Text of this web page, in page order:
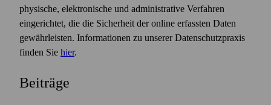
physische, elektronische und administrative Verfahren
eingerichtet, die die Sicherheit der online erfassten Daten
gewährleisten. Informationen zu unserer Datenschutzpraxis
finden Sie hier.
Beiträge